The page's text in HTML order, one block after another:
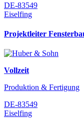
DE-83549
Eiselfing
Projektleiter
Vollzeit
Produktion & Fertigung
DE-83549
Eiselfing